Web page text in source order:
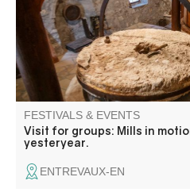
FESTIVALS & EVENTS
Visit for groups: Mills in
yesteryear.
ENTREVAUX-EN